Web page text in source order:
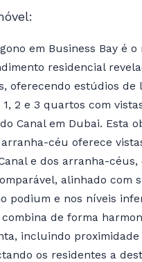
em Business Bay é o
residencial
oferecendo estúdios de
2 e 3 quartos com
Canal em Dubai. Esta
céu oferece
e dos arranha-céus,
alinhado com
podium e nos níveis
de forma
incluindo proximidade
os residentes a